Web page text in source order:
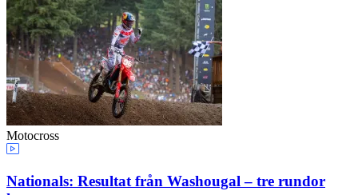
Motocross
Nationals: Resultat från Washougal – tre rundor